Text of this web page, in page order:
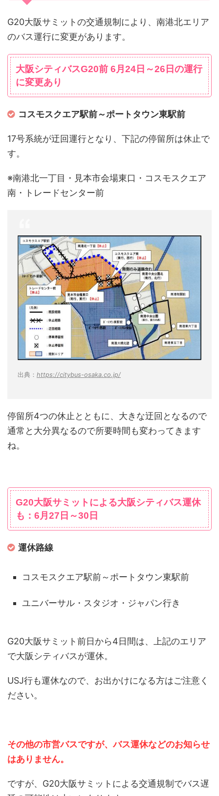
G20大阪サミットの交通規制により、南港北エリア
のバス運行に変更があります。
大阪シティバスG20前 6月24日～26日の運行
に変更あり
コスモスクエア駅前～ポートタウン東駅前
17号系統が迂回運行となり、下記の停留所は休止で
す。
※南港北一丁目・見本市会場東口・コスモスクエア
南・トレードセンター前
出典： https://citybus-osaka.co.jp/
停留所4つの休止とともに、大きな迂回となるので
通常と大分異なるので所要時間も変わってきます
ね。
G20大阪サミットによる大阪シティバス運休
も：6月27日～30日
運休路線
コスモスクエア駅前～ポートタウン東駅前
ユニバーサル・スタジオ・ジャパン行き
G20大阪サミット前日から4日間は、上記のエリア
で大阪シティバスが運休。
USJ行も運休なので、お出かけになる方はご注意く
ださい。
その他の市営バスですが、バス運休などのお知らせ
はありません。
ですが、G20大阪サミットによる交通規制でバス遅